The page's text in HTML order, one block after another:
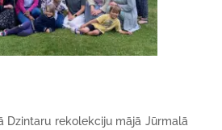
Dzintaru rekolekciju mājā Jūrmalā